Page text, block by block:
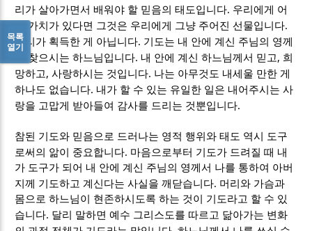
리가 살아가면서 배워야 할 믿음의 태도입니다. 우리에게 어
떤 가치가 있다면 그것은 우리에게 그냥 주어진 선물입니다.
우리가 획득한 게 아닙니다. 기도는 내 안에 계신 주님의 영께
서 찾으시는 하느님입니다. 내 안에 계신 하느님께서 믿고, 희
망하고,사랑하시는 것입니다. 나는 아무것도 내세울 만한 게
하나도 없습니다. 내가 할 수 있는 유일한 일은 내어주시는 사
랑을 고맙게 받아들여 감사를 드리는 것뿐입니다.
참된 기도와 믿음으로 드러나는 영적 행위와 태도 역시 도구
로써의 앎이 중요합니다. 마음으로부터 기도가 드려질 때 내
가 도구가 되어 내 안에 계신 주님의 영께서 나를 통하여 아버
지께 기도하고 계신다는 사실을 깨닫습니다. 머리와 가슴과
몸으로 하느님이 현존하시도록 하는 것이 기도라고 할 수 있
습니다. 달리 말하면 예수 그리스도를 따르고 닮아가는 변화
목록
열기